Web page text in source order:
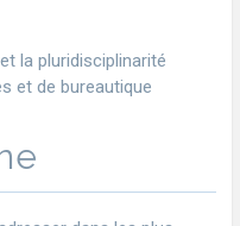
la pluridisciplinarité
et de bureautique